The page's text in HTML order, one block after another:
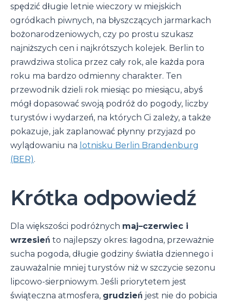
spędzić długie letnie wieczory w miejskich
ogródkach piwnych, na błyszczących jarmarkach
bożonarodzeniowych, czy po prostu szukasz
najniższych cen i najkrótszych kolejek. Berlin to
prawdziwa stolica przez cały rok, ale każda pora
roku ma bardzo odmienny charakter. Ten
przewodnik dzieli rok miesiąc po miesiącu, abyś
mógł dopasować swoją podróż do pogody, liczby
turystów i wydarzeń, na których Ci zależy, a także
pokazuje, jak zaplanować płynny przyjazd po
wylądowaniu na lotnisku Berlin Brandenburg
(BER).
Krótka odpowiedź
Dla większości podróżnych maj–czerwiec i
wrzesień to najlepszy okres: łagodna, przeważnie
sucha pogoda, długie godziny światła dziennego i
zauważalnie mniej turystów niż w szczycie sezonu
lipcowo-sierpniowym. Jeśli priorytetem jest
świąteczna atmosfera, grudzień jest nie do pobicia